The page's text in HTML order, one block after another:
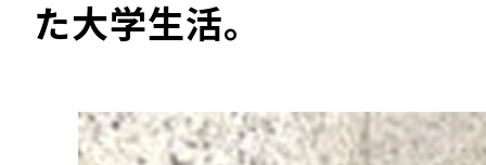
た大学生活。